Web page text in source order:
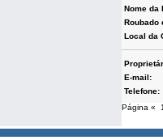
Nome da
Roubado
Local da
E-mail:
Telefone:
Página « 1